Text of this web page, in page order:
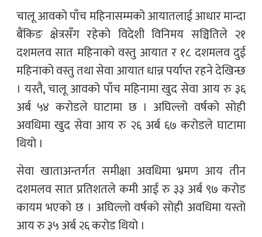
चालू आवको पाँच महिनासम्मको आयातलाई आधार मान्दा
बैंकिङ क्षेत्रसँग रहेको विदेशी विनिमय सञ्चितिले २१
दशमलव सात महिनाको वस्तु आयात र १८ दशमलव दुई
महिनाको वस्तु तथा सेवा आयात धान्न पर्याप्त रहने देखिन्छ
। यस्तै, चालू आवको पाँच महिनामा खुद सेवा आय रु ३६
अर्ब ५४ करोडले घाटामा छ । अघिल्लो वर्षको सोही
अवधिमा खुद सेवा आय रु २६ अर्ब ६७ करोडले घाटामा
थियो ।
सेवा खाताअन्तर्गत समीक्षा अवधिमा भ्रमण आय तीन
दशमलव सात प्रतिशतले कमी आई रु ३३ अर्ब ९७ करोड
कायम भएको छ । अघिल्लो वर्षको सोही अवधिमा यस्तो
आय रु ३५ अर्ब २६ करोड थियो ।